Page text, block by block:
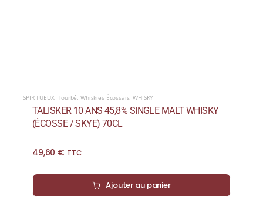
SPIRITUEUX,Tourbé, Whiskies Écossais,WHISKY
TALISKER 10 ANS 45,8% SINGLE MALT WHISKY
(ÉCOSSE / SKYE) 70CL
49,60 € TTC
Ajouter au panier